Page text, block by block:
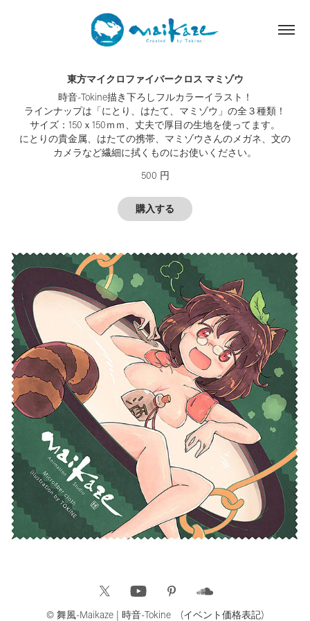
東方マイクロファイバークロス マミゾウ
時音-Tokine描き下ろしフルカラーイラスト！
ラインナップは「にとり、はたて、マミゾウ」の全３種類！
サイズ：150ｘ150ｍｍ、丈夫で厚目の生地を使ってます。
にとりの貴金属、はたての携帯、マミゾウさんのメガネ、文の
カメラなど繊細に拭くものにお使いください。
500 円
購入する
© 舞風-Maikaze | 時音-Tokine (イベント価格表記)